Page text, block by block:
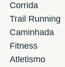
Corrida
Trail Running
Caminhada
Fitness
Atletismo